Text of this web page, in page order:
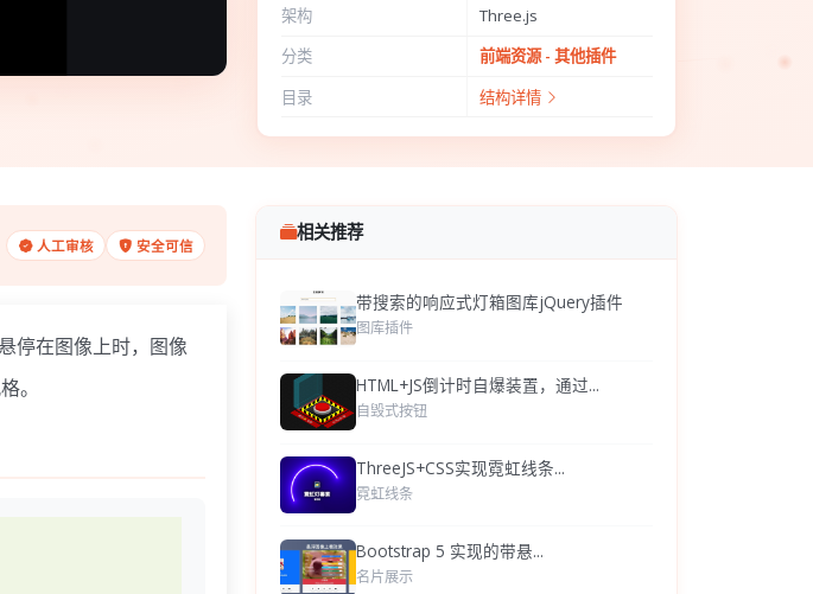
架构
Three.js
分类
前端资源 - 其他插件
目录
结构详情
人工审核 安全可信
停在图像上时，图像
。
相关推荐
带搜索的响应式灯箱图库jQuery插件
图库插件
HTML+JS倒计时自爆装置，通过...
自毁式按钮
ThreeJS+CSS实现霓虹线条...
霓虹线条
Bootstrap 5 实现的带悬...
名片展示